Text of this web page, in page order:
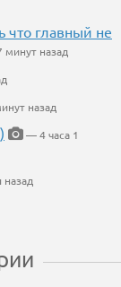
что главный не
минут назад
назад
— 4 часа 1